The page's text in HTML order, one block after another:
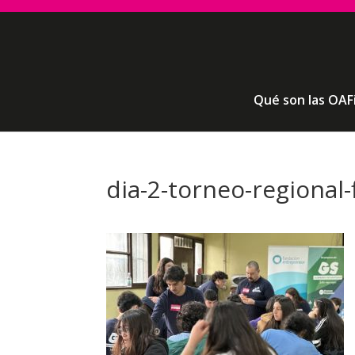
Qué son las
dia-2-torneo-